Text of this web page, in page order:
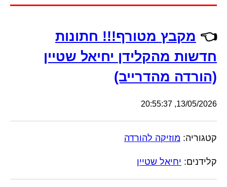
👈 מקבץ מטורף!!! חתונות
חדשות מהקלידן יחיאל שטיין
(הורדה מהדרייב)
13/05/2026, 20:55:37
קטגוריה: מוזיקה להורדה
קלידנים: יחיאל שטיין